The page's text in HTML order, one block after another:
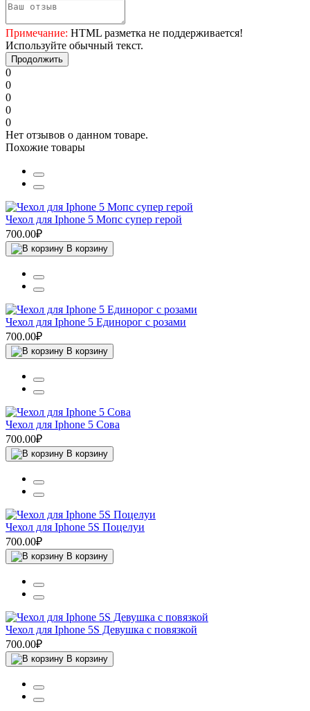
Примечание: HTML разметка не поддерживается!
Используйте обычный текст.
Продолжить
0
0
0
0
0
Нет отзывов о данном товаре.
Похожие товары
Чехол для Iphone 5 Мопс супер герой
700.00₽
В корзину
Чехол для Iphone 5 Единорог с розами
700.00₽
В корзину
Чехол для Iphone 5 Сова
700.00₽
В корзину
Чехол для Iphone 5S Поцелуи
700.00₽
В корзину
Чехол для Iphone 5S Девушка с повязкой
700.00₽
В корзину